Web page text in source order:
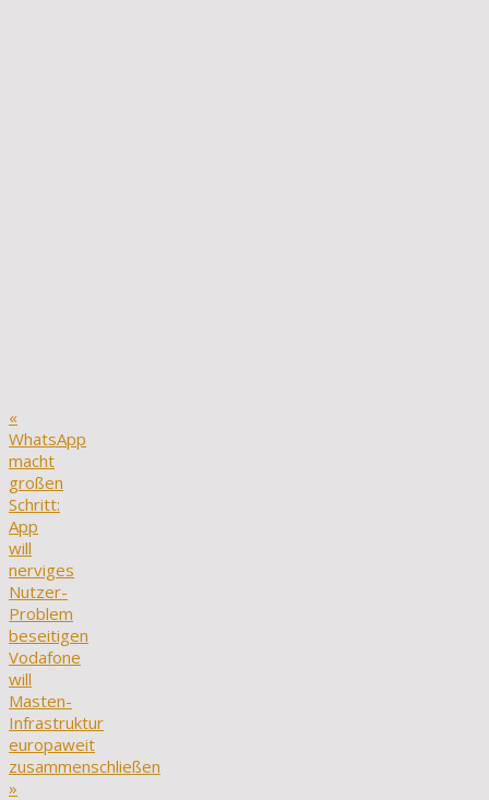
«
WhatsApp
macht
großen
Schritt:
App
will
nerviges
Nutzer-
Problem
beseitigen
Vodafone
will
Masten-
Infrastruktur
europaweit
zusammenschließen
»